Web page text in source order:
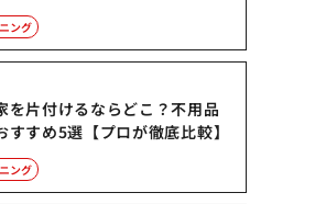
ング
を片付けるならどこ？不用品
すすめ5選【プロが徹底比較】
ング